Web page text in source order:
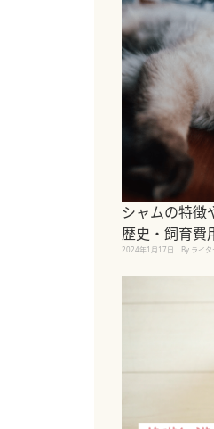
シャムの特徴
歴史・飼育費
2024年1月17日 By ライ